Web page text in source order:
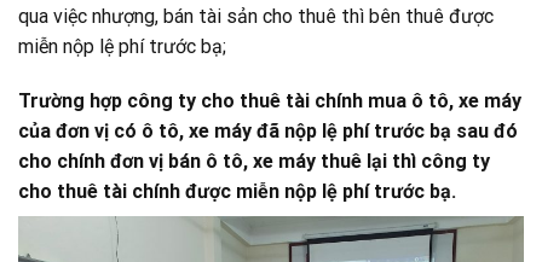
qua việc nhượng, bán tài sản cho thuê thì bên thuê được
miễn nộp lệ phí trước bạ;
Trường hợp công ty cho thuê tài chính mua ô tô, xe máy
của đơn vị có ô tô, xe máy đã nộp lệ phí trước bạ sau đó
cho chính đơn vị bán ô tô, xe máy thuê lại thì công ty
cho thuê tài chính được miễn nộp lệ phí trước bạ.